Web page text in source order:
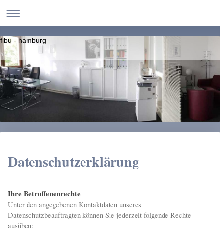
fibu - hamburg
Datenschutzerklärung
Ihre Betroffenenrechte
Unter den angegebenen Kontaktdaten unseres
Datenschutzbeauftragten können Sie jederzeit folgende Rechte
ausüben: